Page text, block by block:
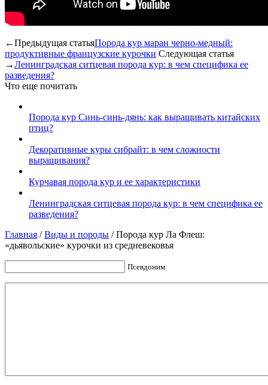
←Предыдущая статьяПорода кур маран черно-медный:
продуктивные французские курочки Следующая статья
→Ленинградская ситцевая порода кур: в чем специфика ее
разведения?
Что еще почитать
Порода кур Синь-синь-дянь: как выращивать китайских
птиц?
Декоративные куры сибрайт: в чем сложности
выращивания?
Курчавая порода кур и ее характеристики
Ленинградская ситцевая порода кур: в чем специфика ее
разведения?
Главная /Виды и породы /Порода кур Ла Флеш:
«дьявольские» курочки из средневековья
Псевдоним